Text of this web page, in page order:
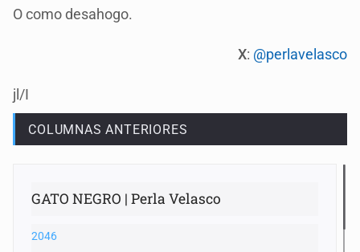
O como desahogo.
X: @perlavelasco
jl/I
COLUMNAS ANTERIORES
GATO NEGRO | Perla Velasco
2046